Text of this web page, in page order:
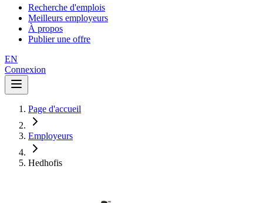
Recherche d'emplois
Meilleurs employeurs
À propos
Publier une offre
EN
Connexion
Page d'accueil
Employeurs
Hedhofis